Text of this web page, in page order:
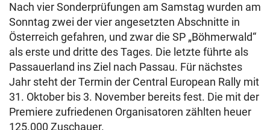
Nach vier Sonderprüfungen am Samstag wurden am
Sonntag zwei der vier angesetzten Abschnitte in
Österreich gefahren, und zwar die SP „Böhmerwald“
als erste und dritte des Tages. Die letzte führte als
Passauerland ins Ziel nach Passau. Für nächstes
Jahr steht der Termin der Central European Rally mit
31. Oktober bis 3. November bereits fest. Die mit der
Premiere zufriedenen Organisatoren zählten heuer
125.000 Zuschauer.